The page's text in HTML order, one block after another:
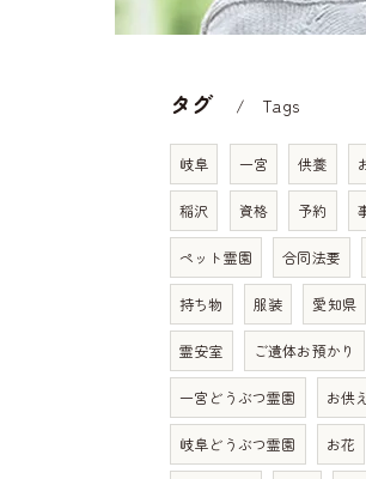
タグ Tags
岐阜 一宮 供養
稲沢 資格 予約
ペット霊園 合同法要
持ち物 服装 愛知県
霊安室 ご遺体お預かり
一宮どうぶつ霊園 お供
岐阜どうぶつ霊園 お花